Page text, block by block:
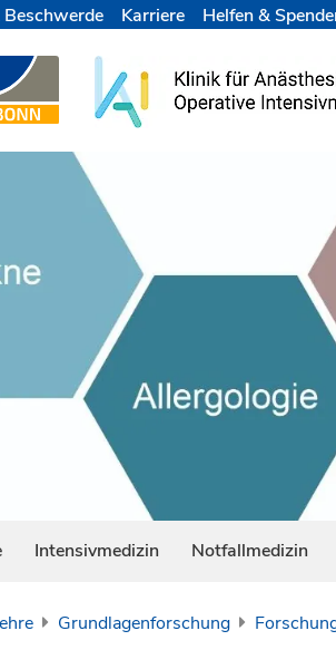
Beschwerde Karriere Helfen &
Intensivmedizin Notfallmedizin
Grundlagenforschung